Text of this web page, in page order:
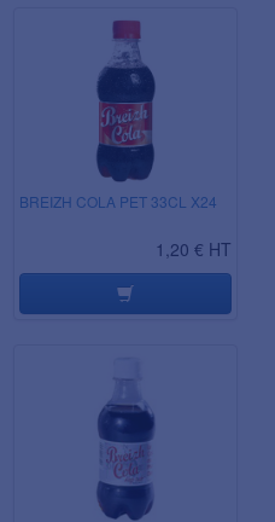
BREIZH COLA PET 33CL X24
1,20 € HT